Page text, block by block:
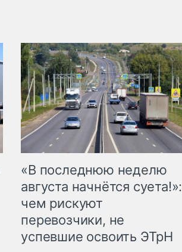
«В последнюю неделю
августа начнётся суета!»:
чем рискуют
перевозчики, не
успевшие освоить ЭТрН